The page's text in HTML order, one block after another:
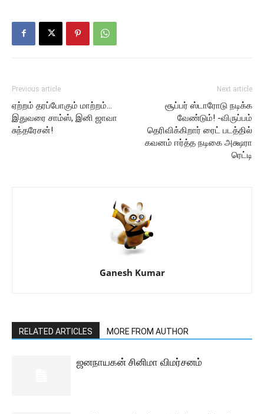
Previous article
ஏற்றம் தரப்போகும் மாற்றம்…
இதுவரை சாம்ஸ், இனி ஜாவா
சுந்தரேசன்!
Next article
சூப்பர் ஸ்டாரோடு நடிக்க
வேண்டும்! -விருப்பம்
தெரிவிக்கிறார் ரைட் படத்தில்
கவனம் ஈர்த்த நடிகை அக்ஷரா
ரெட்டி
Ganesh Kumar
RELATED ARTICLES MORE FROM AUTHOR
ஜனநாயகன் சினிமா விமர்சனம்